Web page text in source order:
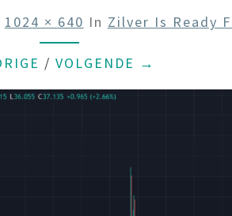
1024 × 640 In Zilver Is Ready
/ VOLGENDE →